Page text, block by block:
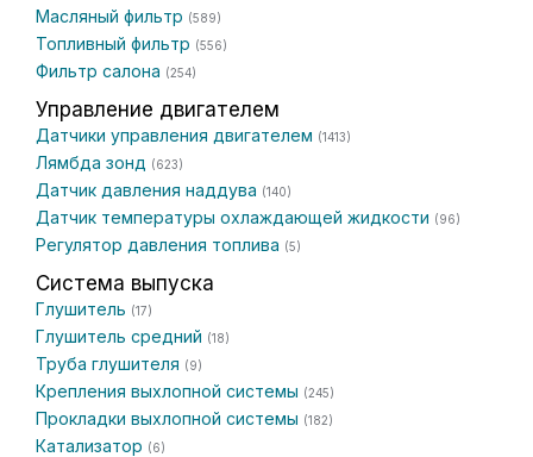
Масляный фильтр (589)
Топливный фильтр (556)
Фильтр салона (254)
Управление двигателем
Датчики управления двигателем (1413)
Лямбда зонд (623)
Датчик давления наддува (140)
Датчик температуры охлаждающей жидкости (96)
Регулятор давления топлива (5)
Система выпуска
Глушитель (17)
Глушитель средний (18)
Труба глушителя (9)
Крепления выхлопной системы (245)
Прокладки выхлопной системы (182)
Катализатор (6)